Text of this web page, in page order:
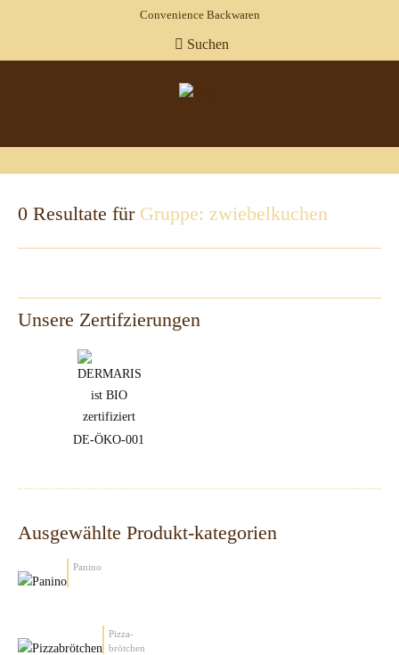
Convenience Backwaren
Suchen
0 Resultate für Gruppe: zwiebelkuchen
Unsere Zertifzierungen
DE-ÖKO-001
Ausgewählte Produkt-kategorien
Panino
Pizza-
brötchen